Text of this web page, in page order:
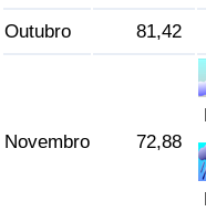
Outubro 81,42
Novembro 72,88